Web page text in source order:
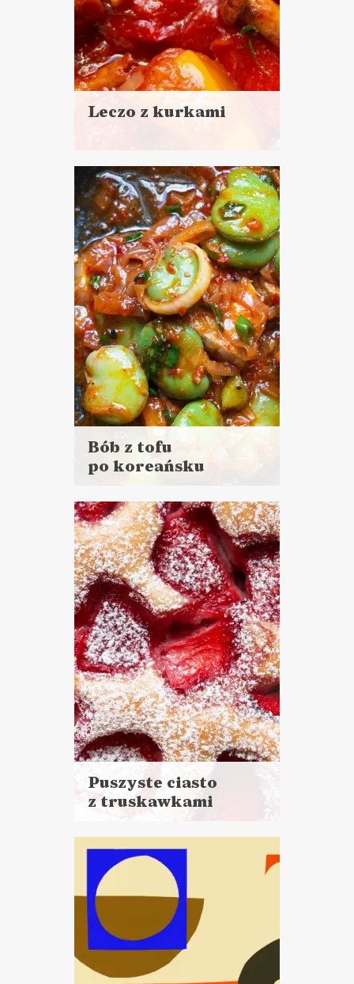
Leczo z kurkami
więcej
Czas przygotowania: 30 minut
DANIA GŁÓWNE
Bób z tofu
po koreańsku
więcej
Czas przygotowania:
do 30 minut
DANIA GŁÓWNE
Puszyste ciasto
z truskawkami
więcej
Czas przygotowania: 15 minut
pracy + 45 minut pieczenia
CIASTA I DESERY